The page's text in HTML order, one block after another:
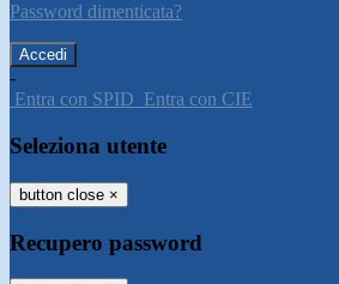
Password dimenticata?
-
Entra con SPID Entra con CIE
Seleziona utente
button close ×
Recupero password